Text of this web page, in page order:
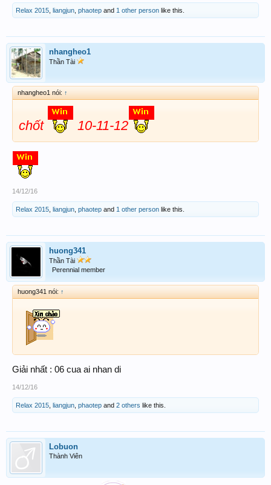
Relax 2015 liangjun phaotep and 1 other person like this.
nhangheo1
Thần Tài
nhangheo1 nói: ↑
chốt 10-11-12
14/12/16
Relax 2015 liangjun phaotep and 1 other person like this.
huong341
Thần Tài
Perennial member
huong341 nói: ↑
Giải nhất : 06 cua ai nhan di
14/12/16
Relax 2015 liangjun phaotep and 2 others like this.
Lobuon
Thành Viên